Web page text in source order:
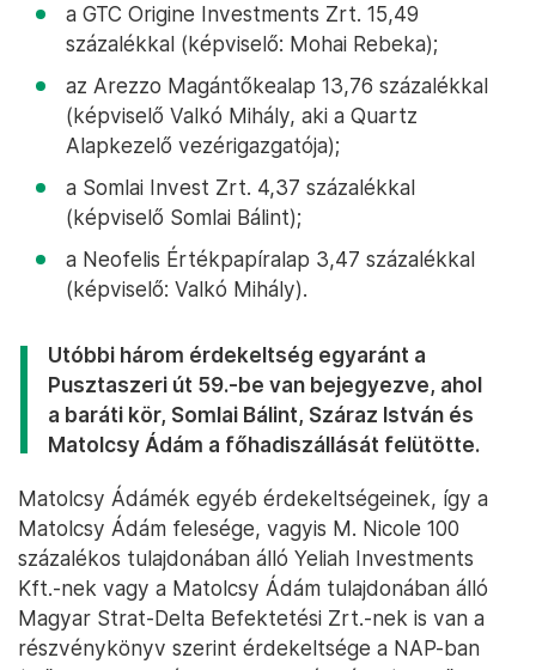
a GTC Origine Investments Zrt. 15,49
százalékkal (képviselő: Mohai Rebeka);
az Arezzo Magántőkealap 13,76 százalékkal
(képviselő Valkó Mihály, aki a Quartz
Alapkezelő vezérigazgatója);
a Somlai Invest Zrt. 4,37 százalékkal
(képviselő Somlai Bálint);
a Neofelis Értékpapíralap 3,47 százalékkal
(képviselő: Valkó Mihály).
Utóbbi három érdekeltség egyaránt a
Pusztaszeri út 59.-be van bejegyezve, ahol
a baráti kör, Somlai Bálint, Száraz István és
Matolcsy Ádám a főhadiszállását felütötte.
Matolcsy Ádámék egyéb érdekeltségeinek, így a
Matolcsy Ádám felesége, vagyis M. Nicole 100
százalékos tulajdonában álló Yeliah Investments
Kft.-nek vagy a Matolcsy Ádám tulajdonában álló
Magyar Strat-Delta Befektetési Zrt.-nek is van a
részvénykönyv szerint érdekeltsége a NAP-ban